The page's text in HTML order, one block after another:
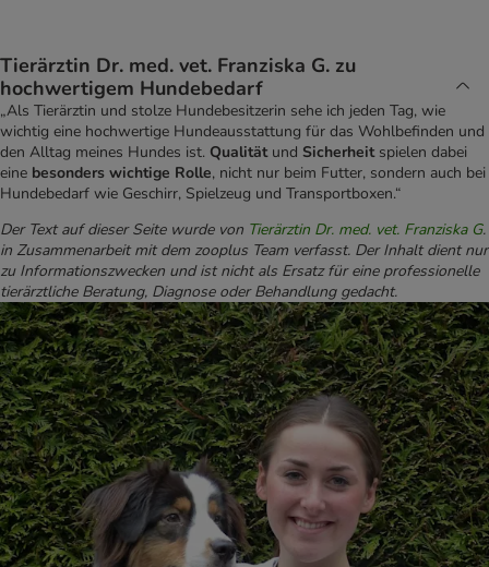
Tierärztin Dr. med. vet. Franziska G. zu
hochwertigem Hundebedarf
„Als Tierärztin und stolze Hundebesitzerin sehe ich jeden Tag, wie
wichtig eine hochwertige Hundeausstattung für das Wohlbefinden und
den Alltag meines Hundes ist. Qualitätund Sicherheitspielen dabei
eine besonders wichtige Rolle, nicht nur beim Futter, sondern auch bei
Hundebedarf wie Geschirr, Spielzeug und Transportboxen.“
Der Text auf dieser Seite wurde von Tierärztin Dr. med. vet. Franziska G.
in Zusammenarbeit mit dem zooplus Team verfasst. Der Inhalt dient nur
zu Informationszwecken und ist nicht als Ersatz für eine professionelle
tierärztliche Beratung, Diagnose oder Behandlung gedacht.